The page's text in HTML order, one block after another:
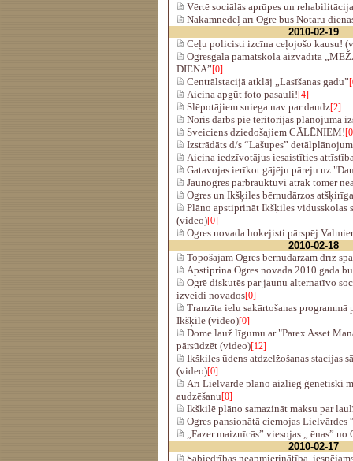
Vērtē sociālās aprūpes un
Nākamnedēļ arī Ogrē būs Notāru
2010-02-19
Ceļu policisti izcīna ceļojošo kausu!
Ogresgala pamatskolā aizvadīta
DIENA”[0]
Centrālstacijā atklāj „Lasīšanas gadu”
Aicina apgūt foto pasauli![4]
Slēpotājiem sniega nav par daudz[2]
Noris darbs pie teritorijas plānojuma
Sveiciens dziedošajiem CĀLĒNIEM!
Izstrādāts d/s “Lašupes”
Aicina iedzīvotājus iesaistīties
Gatavojas ierīkot gājēju pāreju uz
Jaunogres pārbrauktuvi ātrāk tomēr
Ogres un Ikšķiles bērnudārzos
Plāno apstiprināt Ikšķiles vidusskolas
(video)[0]
Ogres novada hokejisti pārspēj
2010-02-18
Topošajam Ogres bērnudārzam drīz
Apstiprina Ogres novada 2010.gada
Ogrē diskutēs par jaunu alternatīvo
izveidi novados[0]
Tranzīta ielu sakārtošanas
Ikšķilē (video)[0]
Dome lauž līgumu ar "Parex Asset
pārsūdzēt (video)[12]
Ikškiles ūdens atdzelžošanas stacijas
(video)[0]
Arī Lielvārdē plāno aizlieg ģenētiski
audzēšanu[0]
Ikškilē plāno samazināt maksu par
Ogres pansionātā ciemojas Lielvārdes
„Fazer maiznīcās” viesojas „ ēnas” no
2010-02-17
Sabiedrības neapmierinātība,